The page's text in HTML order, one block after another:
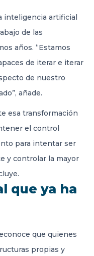
inteligencia artificial
de las
años. “Estamos
de iterar e iterar
de nuestro
añade.
esa transformación
el control
para intentar ser
y controlar la mayor
que ya ha
que quienes
propias y